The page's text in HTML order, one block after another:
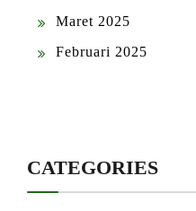
Maret 2025
Februari 2025
CATEGORIES